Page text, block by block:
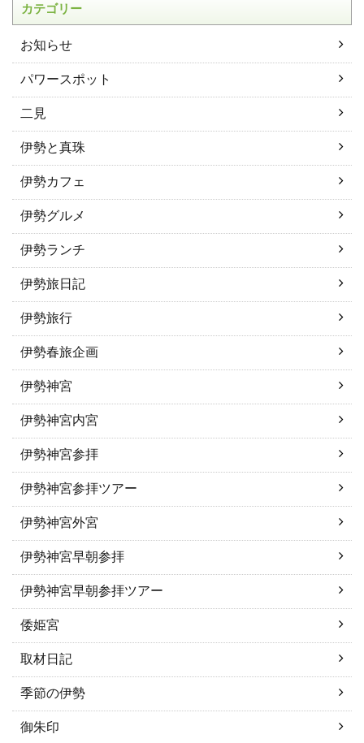
カテゴリー
お知らせ
パワースポット
二見
伊勢と真珠
伊勢カフェ
伊勢グルメ
伊勢ランチ
伊勢旅日記
伊勢旅行
伊勢春旅企画
伊勢神宮
伊勢神宮内宮
伊勢神宮参拝
伊勢神宮参拝ツアー
伊勢神宮外宮
伊勢神宮早朝参拝
伊勢神宮早朝参拝ツアー
倭姫宮
取材日記
季節の伊勢
御朱印